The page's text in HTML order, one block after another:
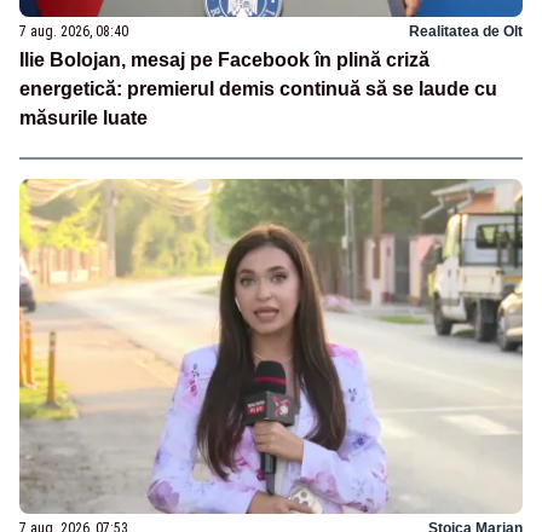
7 aug. 2026, 08:40 Realitatea de Olt
Ilie Bolojan, mesaj pe Facebook în plină criză
energetică: premierul demis continuă să se laude cu
măsurile luate
7 aug. 2026, 07:53 Stoica Marian